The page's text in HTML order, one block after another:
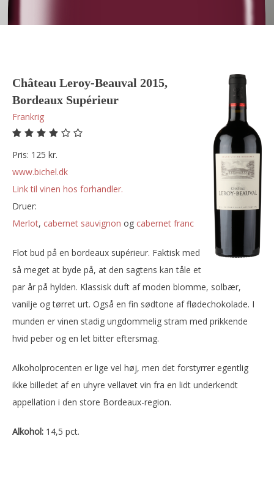
Château Leroy-Beauval 2015,
Bordeaux Supérieur
Frankrig
Pris: 125 kr.
www.bichel.dk
Link til vinen hos forhandler.
Druer:
merlot, cabernet sauvignon og cabernet franc
Flot bud på en bordeaux supérieur. Faktisk med
så meget at byde på, at den sagtens kan tåle et
par år på hylden. Klassisk duft af moden blomme, solbær,
vanilje og tørret urt. Også en fin sødtone af flødechokolade. I
munden er vinen stadig ungdommelig stram med prikkende
hvid peber og en let bitter eftersmag.
Alkoholprocenten er lige vel høj, men det forstyrrer egentlig
ikke billedet af en uhyre vellavet vin fra en lidt underkendt
appellation i den store Bordeaux-region.
Alkohol: 14,5 pct.